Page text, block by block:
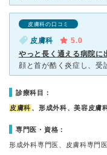
皮膚科の口コミ
皮膚科
5.0
やっと長く通える病院に
診療科目：
皮膚科 、形成外科、美容皮膚
専門医・資格：
形成外科専門医、皮膚科専門医